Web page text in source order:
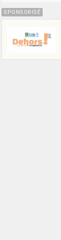
SPONSORISÉ